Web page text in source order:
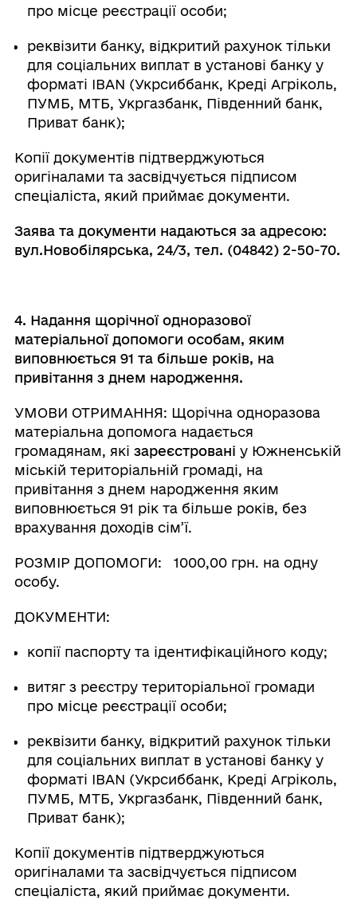
про місце реєстрації особи;
реквізити банку, відкритий рахунок тільки
для соціальних виплат в установі банку у
форматі IBAN (Укрсиббанк, Креді Агріколь,
ПУМБ, МТБ, Укргазбанк, Південний банк,
Приват банк);
Копії документів підтверджуються
оригіналами та засвідчується підписом
спеціаліста, який приймає документи.
Заява та документи надаються за адресою:
вул.Новобілярська, 24/3, тел. (04842) 2-50-70.
4. Надання щорічної одноразової
матеріальноїдопомоги особам, яким
виповнюється 91 та більше років, на
привітання з днем народження.
УМОВИ ОТРИМАННЯ: Щорічна одноразова
матеріальна допомога надається
громадянам, які зареєстровані у Южненській
міській територіальній громаді, на
привітання з днем народження яким
виповнюється 91 рік та більше років, без
врахування доходів сім’ї.
РОЗМІР ДОПОМОГИ: 1000,00 грн. на одну
особу.
ДОКУМЕНТИ:
копії паспорту та ідентифікаційного коду;
витяг з реєстру територіальної громади
про місце реєстрації особи;
реквізити банку, відкритий рахунок тільки
для соціальних виплат в установі банку у
форматі IBAN (Укрсиббанк, Креді Агріколь,
ПУМБ, МТБ, Укргазбанк, Південний банк,
Приват банк);
Копії документів підтверджуються
оригіналами та засвідчується підписом
спеціаліста, який приймає документи.